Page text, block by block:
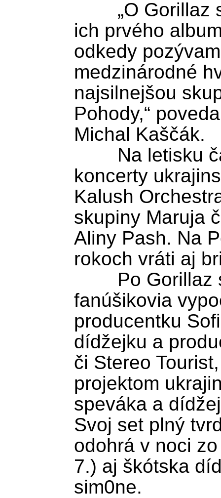
ich prvého
odkedy
medzinárodné
najsilnejšou
Pohody,“
Michal Kaščák.
koncerty
Kalush
skupiny Maruja
Aliny Pash. Na
rokoch vráti aj
fanúšikovia
producentku
dídžejku a
či Stereo
projektom
speváka a
Svoj set plný
odohrá v noci
7.) aj škótska
sim0ne.